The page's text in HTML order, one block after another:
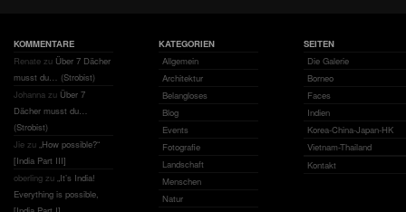
KOMMENTARE
Renate zu Über 7 Dächer
musst du… (Strobist)
Johanna zu Über 7
Dächer musst du…
(Strobist)
Jie zu „How possible?“
[India Part III]
oberling zu „It’s India!
Everything is possible,
KATEGORIEN
Allgemein
Architektur
Belangloses
Blog
Events
Fotografie
Landschaft
Menschen
Natur
SEITEN
Die Galerie
Borneo
Faces
Indien
Korea-China-Japan-HK
Vietnam-Thailand
Kontakt